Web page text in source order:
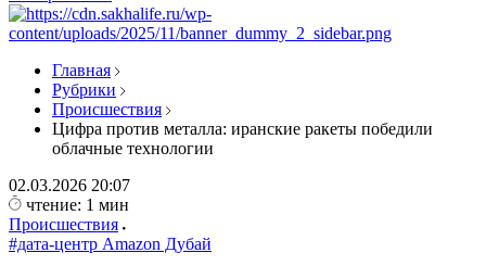
Главная
Рубрики
Происшествия
Цифра против металла: иранские ракеты победили
облачные технологии
02.03.2026 20:07
чтение: 1 мин
Происшествия
#дата-центр Amazon Дубай